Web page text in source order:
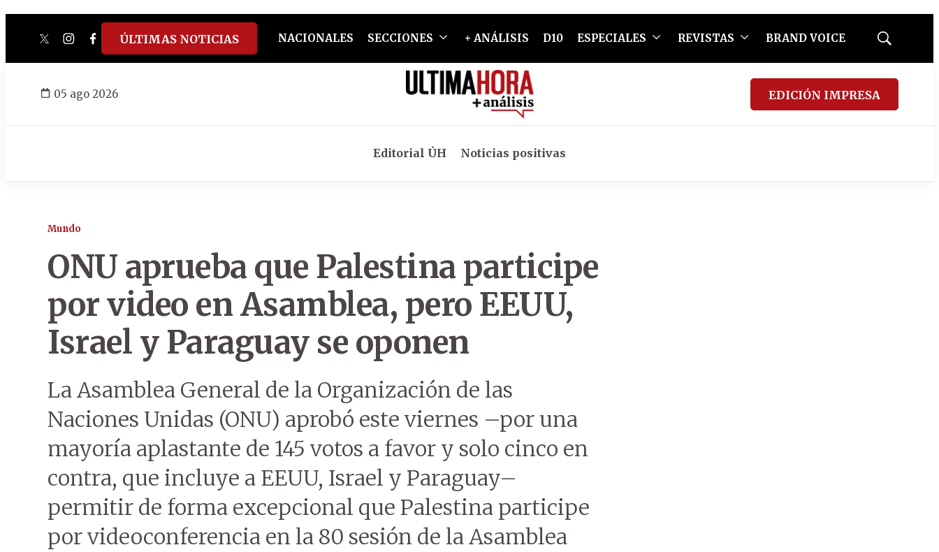
twitterinstagram
facebook
tiktokyoutube
spotify
ÚLTIMAS NOTICIAS NACIONALES SECCIONES + ANÁLISIS D10 ESPECIALES REVISTAS BRAND VOICE
Mostrar
05 ago 2026 EDICIÓN IMPRESA
Editorial ÚH Noticias positivas
Mundo
ONU aprueba que Palestina participe
por video en Asamblea, pero EEUU,
Israel y Paraguay se oponen
La Asamblea General de la Organización de las
Naciones Unidas (ONU) aprobó este viernes –por una
mayoría aplastante de 145 votos a favor y solo cinco en
contra, que incluye a EEUU, Israel y Paraguay–
permitir de forma excepcional que Palestina participe
por videoconferencia en la 80 sesión de la Asamblea